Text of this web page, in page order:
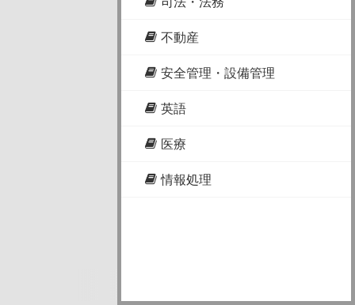
不動産
安全管理・設備管理
英語
医療
情報処理